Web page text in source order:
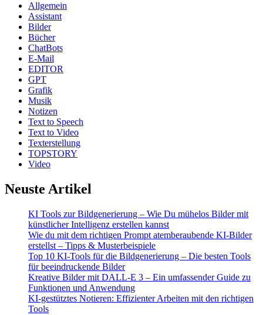
Allgemein
Assistant
Bilder
Bücher
ChatBots
E-Mail
EDITOR
GPT
Grafik
Musik
Notizen
Text to Speech
Text to Video
Texterstellung
TOPSTORY
Video
Neuste Artikel
KI Tools zur Bildgenerierung – Wie Du mühelos Bilder mit
künstlicher Intelligenz erstellen kannst
Wie du mit dem richtigen Prompt atemberaubende KI-Bilder
erstellst – Tipps & Musterbeispiele
Top 10 KI-Tools für die Bildgenerierung – Die besten Tools
für beeindruckende Bilder
Kreative Bilder mit DALL-E 3 – Ein umfassender Guide zu
Funktionen und Anwendung
KI-gestütztes Notieren: Effizienter Arbeiten mit den richtigen
Tools